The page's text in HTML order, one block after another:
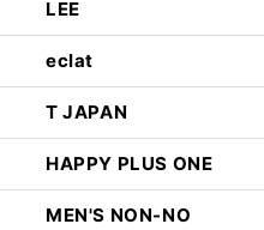
LEE
eclat
T JAPAN
HAPPY PLUS ONE
MEN'S NON-NO